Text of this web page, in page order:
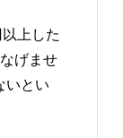
上した
げませ
いとい